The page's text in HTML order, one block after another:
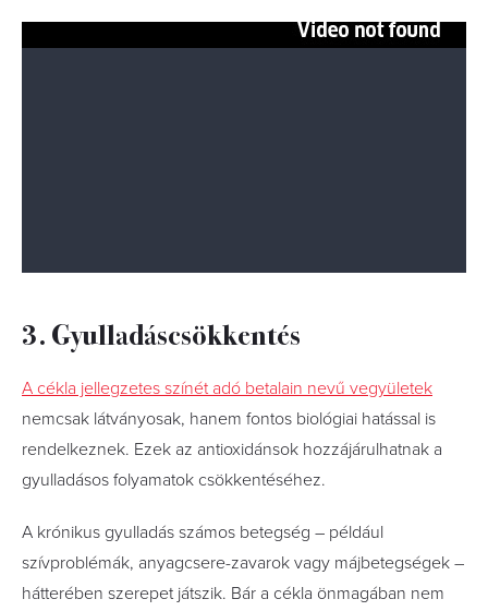
3. Gyulladáscsökkentés
A cékla jellegzetes színét adó betalain nevű vegyületek
nemcsak látványosak, hanem fontos biológiai hatással is
rendelkeznek. Ezek az antioxidánsok hozzájárulhatnak a
gyulladásos folyamatok csökkentéséhez.
A krónikus gyulladás számos betegség – például
szívproblémák, anyagcsere-zavarok vagy májbetegségek –
hátterében szerepet játszik. Bár a cékla önmagában nem